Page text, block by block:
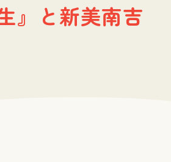
』と新美南吉